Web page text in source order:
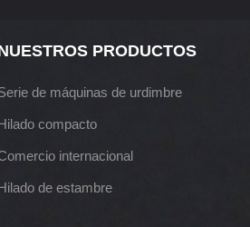
PRODUCTOS
de máquinas de urdimbre
compacto
internacional
de estambre